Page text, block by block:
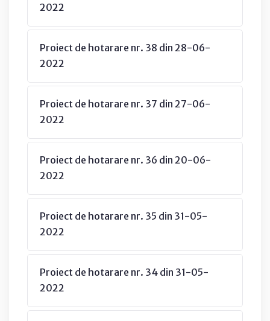
2022
Proiect de hotarare nr. 38 din 28-06-
2022
Proiect de hotarare nr. 37 din 27-06-
2022
Proiect de hotarare nr. 36 din 20-06-
2022
Proiect de hotarare nr. 35 din 31-05-
2022
Proiect de hotarare nr. 34 din 31-05-
2022